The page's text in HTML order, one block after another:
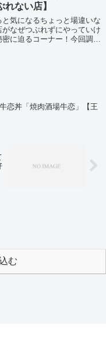
れない店】
気になるちょっと場違いな
がなぜつぶれずにやっていけ
密に迫るコーナー！今回調査
恋丼「焼肉酒場牛恋」【王
む